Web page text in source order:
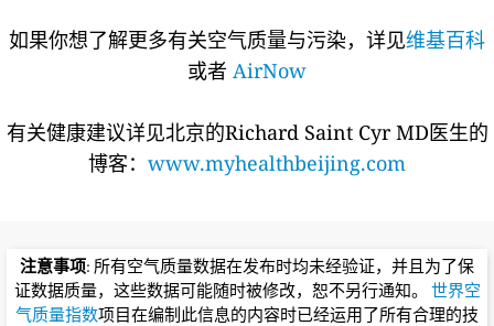
如果你想了解更多有关空气质量与污染，详见维基百科
或者 AirNow
有关健康建议详见北京的Richard Saint Cyr MD医生的
博客： www.myhealthbeijing.com
注意事项: 所有空气质量数据在发布时均未经验证，并且为了保
证数据质量，这些数据可能随时被修改，恕不另行通知。 世界空
气质量指数项目在编制此信息的内容时已经运用了所有合理的技